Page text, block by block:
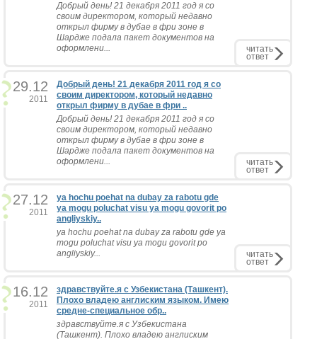
Добрый день! 21 декабря 2011 год я со
своим директором, который недавно
открыл фирму в дубае в фри зоне в
Шардже подала пакет документов на
оформлени...
читать
ответ
29.12
2011
Добрый день! 21 декабря 2011 год я со
своим директором, который недавно
открыл фирму в дубае в фри ..
Добрый день! 21 декабря 2011 год я со
своим директором, который недавно
открыл фирму в дубае в фри зоне в
Шардже подала пакет документов на
оформлени...
читать
ответ
27.12
2011
ya hochu poehat na dubay za rabotu gde
ya mogu poluchat visu ya mogu govorit po
angliyskiy..
ya hochu poehat na dubay za rabotu gde ya
mogu poluchat visu ya mogu govorit po
angliyskiy...
читать
ответ
16.12
2011
здравствуйте.я с Узбекистана (Ташкент).
Плохо владею англиским языком. Имею
средне-специальное обр..
здравствуйте.я с Узбекистана
(Ташкент). Плохо владею англиским